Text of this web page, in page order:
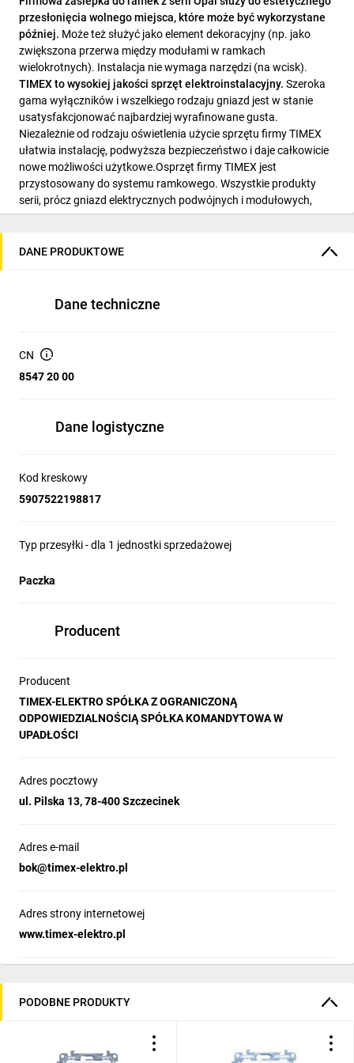
przesłonięcia wolnego miejsca, które może być wykorzystane
później. Może też służyć jako element dekoracyjny (np. jako
zwiększona przerwa między modułami w ramkach
wielokrotnych). Instalacja nie wymaga narzędzi (na wcisk).
TIMEX to wysokiej jakości sprzęt elektroinstalacyjny. Szeroka
gama wyłączników i wszelkiego rodzaju gniazd jest w stanie
usatysfakcjonować najbardziej wyrafinowane gusta.
Niezależnie od rodzaju oświetlenia użycie sprzętu firmy TIMEX
ułatwia instalację, podwyższa bezpieczeństwo i daje całkowicie
nowe możliwości użytkowe.Osprzęt firmy TIMEX jest
przystosowany do systemu ramkowego. Wszystkie produkty
serii, prócz gniazd elektrycznych podwójnych i modułowych,
posiadają zdejmowalną ramkę pojedynczą. Seria Opal
puszce Ø60.
Seria produktowa: TIMEX MAGIC, TIMEX OPAL
Rodzaj: ramki
Kierunek montażu: poziomy, pionowy
Certyfikaty: CE, EAC
DANE PRODUKTOWE
Dane techniczne
CN
8547 20 00
Dane logistyczne
Kod kreskowy
5907522198817
Typ przesyłki - dla 1 jednostki sprzedażowej
Paczka
Producent
Producent
TIMEX-ELEKTRO SPÓŁKA Z OGRANICZONĄ
ODPOWIEDZIALNOŚCIĄ SPÓŁKA KOMANDYTOWA W
UPADŁOŚCI
Adres pocztowy
ul. Pilska 13, 78-400 Szczecinek
Adres e-mail
bok@timex-elektro.pl
Adres strony internetowej
www.timex-elektro.pl
PODOBNE PRODUKTY